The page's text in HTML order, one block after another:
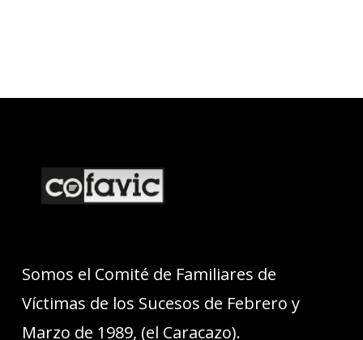
Somos el Comité de Familiares de
Víctimas de los Sucesos de Febrero y
Marzo de 1989, (el Caracazo).